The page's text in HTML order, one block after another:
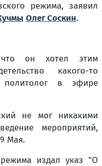
режима, заявил
Олег Соскин.
что он хотел этим
какого-то
политолог в эфире
не мог никакими
мероприятий,
Мая.
издал указ "О